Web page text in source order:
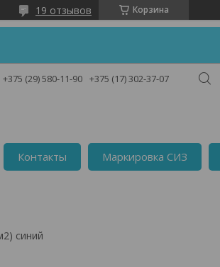
Корзина
19 отзывов
+375 (29) 580-11-90 +375 (17) 302-37-07
Контакты Маркировка СИЗ
синий